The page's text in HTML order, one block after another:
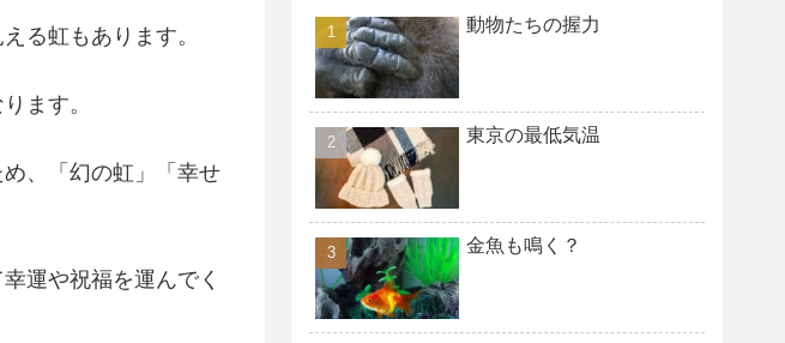
る虹もあります。
ます。
、「幻の虹」「幸せ
運や祝福を運んでく
動物たちの握力
東京の最低気温
金魚も鳴く？